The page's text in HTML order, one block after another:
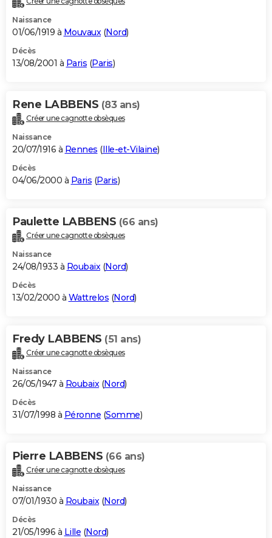
Naissance
01/06/1919 à Mouvaux(Nord)
Décès
13/08/2001 à Paris (Paris)
Rene LABBENS (83 ans)
Créer une cagnotte obsèques
Naissance
20/07/1916 à Rennes (Ille-et-Vilaine)
Décès
04/06/2000 à Paris (Paris)
Paulette LABBENS (66 ans)
Créer une cagnotte obsèques
Naissance
24/08/1933 à Roubaix(Nord)
Décès
13/02/2000 à Wattrelos (Nord)
Fredy LABBENS (51 ans)
Créer une cagnotte obsèques
Naissance
26/05/1947 à Roubaix(Nord)
Décès
31/07/1998 à Péronne (Somme)
Pierre LABBENS (66 ans)
Créer une cagnotte obsèques
Naissance
07/01/1930 à Roubaix(Nord)
Décès
21/05/1996 à Lille (Nord)